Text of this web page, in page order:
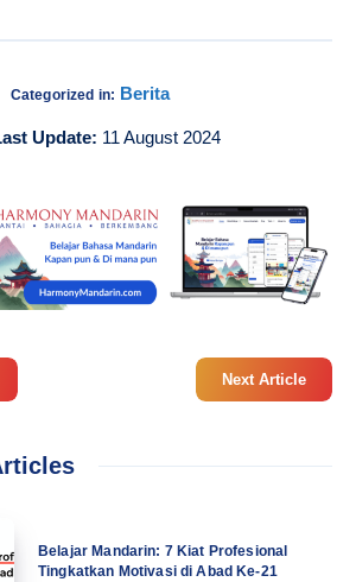
Categorized in: Berita
Update: 11 August 2024
Next Article
Belajar Mandarin: 7 Kiat Profesional
Tingkatkan Motivasi di Abad Ke-21